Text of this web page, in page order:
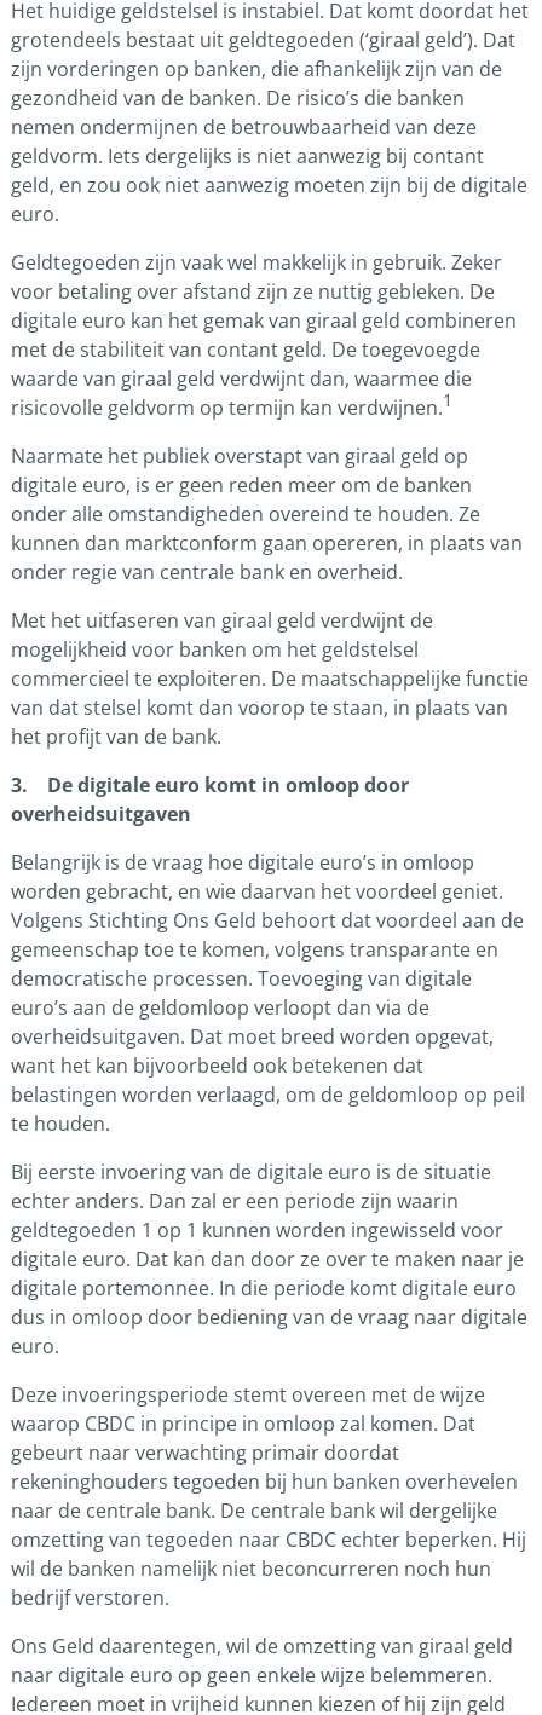
Het huidige geldstelsel is instabiel. Dat komt doordat het
grotendeels bestaat uit geldtegoeden (‘giraal geld’). Dat
zijn vorderingen op banken, die afhankelijk zijn van de
gezondheid van de banken. De risico’s die banken
nemen ondermijnen de betrouwbaarheid van deze
geldvorm. Iets dergelijks is niet aanwezig bij contant
geld, en zou ook niet aanwezig moeten zijn bij de digitale
euro.
Geldtegoeden zijn vaak wel makkelijk in gebruik. Zeker
voor betaling over afstand zijn ze nuttig gebleken. De
digitale euro kan het gemak van giraal geld combineren
met de stabiliteit van contant geld. De toegevoegde
waarde van giraal geld verdwijnt dan, waarmee die
risicovolle geldvorm op termijn kan verdwijnen.1
Naarmate het publiek overstapt van giraal geld op
digitale euro, is er geen reden meer om de banken
onder alle omstandigheden overeind te houden. Ze
kunnen dan marktconform gaan opereren, in plaats van
onder regie van centrale bank en overheid.
Met het uitfaseren van giraal geld verdwijnt de
mogelijkheid voor banken om het geldstelsel
commercieel te exploiteren. De maatschappelijke functie
van dat stelsel komt dan voorop te staan, in plaats van
het profijt van de bank.
3. De digitale euro komt in omloop door
overheidsuitgaven
Belangrijk is de vraag hoe digitale euro’s in omloop
worden gebracht, en wie daarvan het voordeel geniet.
Volgens Stichting Ons Geld behoort dat voordeel aan de
gemeenschap toe te komen, volgens transparante en
democratische processen. Toevoeging van digitale
euro’s aan de geldomloop verloopt dan via de
overheidsuitgaven. Dat moet breed worden opgevat,
want het kan bijvoorbeeld ook betekenen dat
belastingen worden verlaagd, om de geldomloop op peil
te houden.
Bij eerste invoering van de digitale euro is de situatie
echter anders. Dan zal er een periode zijn waarin
geldtegoeden 1 op 1 kunnen worden ingewisseld voor
digitale euro. Dat kan dan door ze over te maken naar je
digitale portemonnee. In die periode komt digitale euro
dus in omloop door bediening van de vraag naar digitale
euro.
Deze invoeringsperiode stemt overeen met de wijze
waarop CBDC in principe in omloop zal komen. Dat
gebeurt naar verwachting primair doordat
rekeninghouders tegoeden bij hun banken overhevelen
naar de centrale bank. De centrale bank wil dergelijke
omzetting van tegoeden naar CBDC echter beperken. Hij
wil de banken namelijk niet beconcurreren noch hun
bedrijf verstoren.
Ons Geld daarentegen, wil de omzetting van giraal geld
naar digitale euro op geen enkele wijze belemmeren.
Iedereen moet in vrijheid kunnen kiezen of hij zijn geld